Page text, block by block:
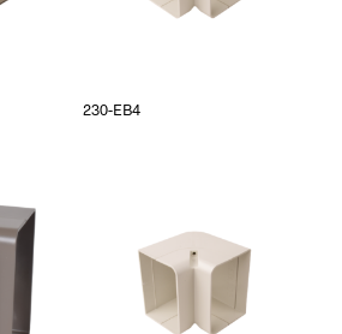
230-EB4